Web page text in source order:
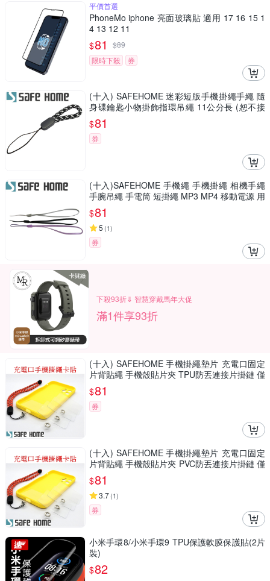
平價首選
PhoneMo iphone 亮面玻璃貼 適用 17 16 15 1
4 13 12 11
$81 $89
限時下殺
券
(十入) SAFEHOME 迷彩短版手機掛繩手繩 隨
身碟鑰匙小物掛飾指環吊繩 11公分長 (恕不接
受指定顏色出貨) CPA045
$81
券
(十入)SAFEHOME 手機繩 手機掛繩 相機手繩
手腕吊繩 手電筒 短掛繩 MP3 MP4 移動電源 用
掛繩 13公分長 CPA017
$81
5 (1)
券
下殺93折⇓ 智慧穿戴馬年大促
滿1件享93折
(十入) SAFEHOME 手機掛繩墊片 充電口固定
片背貼繩 手機殼貼片夾 TPU防丟連接片掛鏈 僅
0.3mm 厚 CPA042
$81
券
(十入) SAFEHOME 手機掛繩墊片 充電口固定
片背貼繩 手機殼貼片夾 PVC防丟連接片掛鏈 僅
0.45mm 厚 CPA043
$81
3.7(1)
券
小米手環8/小米手環9 TPU保護軟膜保護貼(2片
裝)
$82